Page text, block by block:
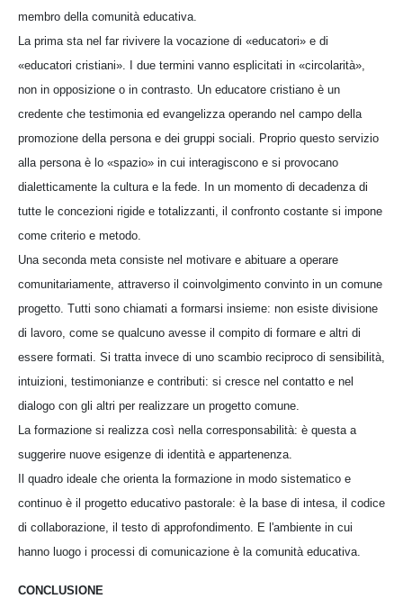
membro della comunità educativa.
La prima sta nel far rivivere la vocazione di «educatori» e di
«educatori cristiani». I due termini vanno esplicitati in «circolarità»,
non in opposizione o in contrasto. Un educatore cristiano è un
credente che testimonia ed evangelizza operando nel campo della
promozione della persona e dei gruppi sociali. Proprio questo servizio
alla persona è lo «spazio» in cui interagiscono e si provocano
dialetticamente la cultura e la fede. In un momento di decadenza di
tutte le concezioni rigide e totalizzanti, il confronto costante si impone
come criterio e metodo.
Una seconda meta consiste nel motivare e abituare a operare
comunitariamente, attraverso il coinvolgimento convinto in un comune
progetto. Tutti sono chiamati a formarsi insieme: non esiste divisione
di lavoro, come se qualcuno avesse il compito di formare e altri di
essere formati. Si tratta invece di uno scambio reciproco di sensibilità,
intuizioni, testimonianze e contributi: si cresce nel contatto e nel
dialogo con gli altri per realizzare un progetto comune.
La formazione si realizza così nella corresponsabilità: è questa a
suggerire nuove esigenze di identità e appartenenza.
Il quadro ideale che orienta la formazione in modo sistematico e
continuo è il progetto educativo pastorale: è la base di intesa, il codice
di collaborazione, il testo di approfondimento. E l'ambiente in cui
hanno luogo i processi di comunicazione è la comunità educativa.
CONCLUSIONE